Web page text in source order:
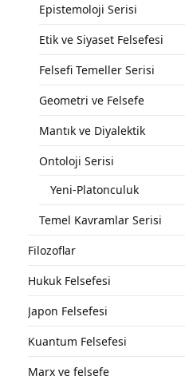
Epistemoloji Serisi
Etik ve Siyaset Felsefesi
Felsefi Temeller Serisi
Geometri ve Felsefe
Mantık ve Diyalektik
Ontoloji Serisi
Yeni-Platonculuk
Temel Kavramlar Serisi
Filozoflar
Hukuk Felsefesi
Japon Felsefesi
Kuantum Felsefesi
Marx ve felsefe